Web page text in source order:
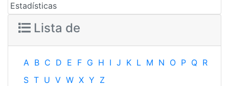
Estadísticas
Lista de
A B C D E F G H I J K L M N O P Q R
S T U V W X Y Z